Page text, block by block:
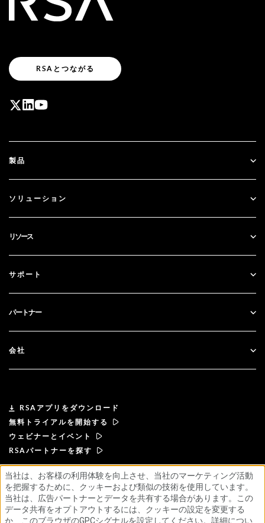
RSAとつながる
製品
SecurID
ソリューション
多要素認証
金融サービス
リソース
ブログ
ドキュメンテーション
サポート
カスタマー・サポート
パートナー
パートナーになる
会社
リーダーシップ
ニュース& プレス
リソース
採用情報
RSAアプリをダウンロード
無料トライアルを開始する
ウェビナーとイベント
RSAパートナーを探す
利用規約プライバシーポリシー標準契約書
サプライヤー・プリンシプル
倫理的なサプライチェーンに関する声明 ESG
当社は、お客様の利用体験を向上させ、当社のマーケティング活動
を把握するために、クッキーおよび類似の技術を使用しています。
当社は、広告パートナーとデータを共有する場合があります。この
データ共有をオプトアウトするには、クッキーの設定を変更する
か、このブラウザのGPCシグナルを設定してください。詳細につい